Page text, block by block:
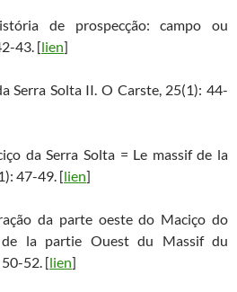
de prospecção: campo ou
43. [lien]
Serra Solta II. O Carste, 25(1): 44-
da Serra Solta = Le massif de la
47-49. [lien]
da parte oeste do Maciço do
la partie Ouest du Massif du
52. [lien]